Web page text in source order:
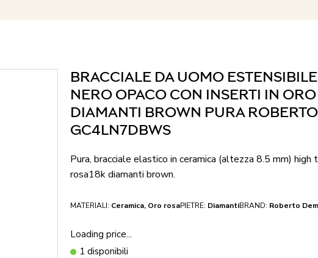
BRACCIALE DA UOMO
NERO OPACO CON INSERTI IN
DIAMANTI BROWN PURA
GC4LN7DBWS
Pura, bracciale elastico in ceramica (altezza 8.5 mm) high
rosa18k diamanti brown.
MATERIALI: Ceramica, Oro rosaPIETRE: DiamantiBRAND: Roberto
Loading price...
1 disponibili